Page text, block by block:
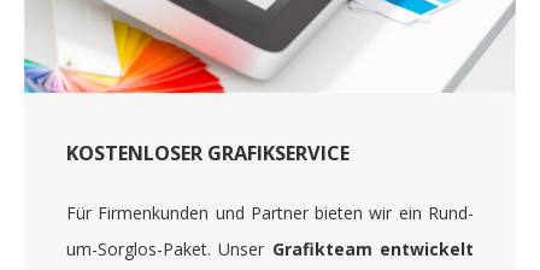
KOSTENLOSER GRAFIKSERVICE
Für Firmenkunden und Partner bieten wir ein Rund-
um-Sorglos-Paket. Unser Grafikteam entwickelt